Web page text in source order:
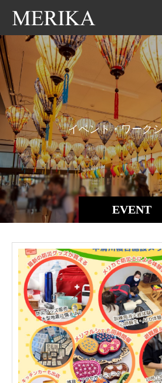
EVENT
イベント・ワークシ
交流